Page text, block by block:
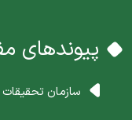
پیوندهای
سازمان